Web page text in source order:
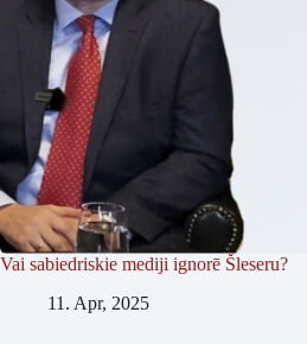
Vai sabiedriskie mediji ignorē Šleseru?
11. Apr, 2025